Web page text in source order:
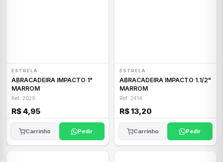
ESTRELA
ABRACADEIRA IMPACTO 1"
MARROM
Ref: 2029
R$ 4,95
Carrinho Pedir
ESTRELA
ABRACADEIRA IMPACTO 1.1/2"
MARROM
Ref: 2414
R$ 13,20
Carrinho Pedir